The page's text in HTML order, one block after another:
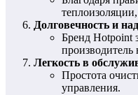
Долговечность и
Бренд Hotpoint
Легкость в
Простота
управления.